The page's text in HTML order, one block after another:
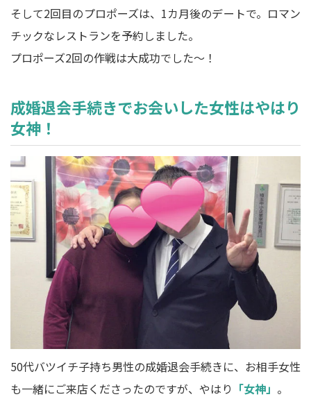
そして2回目のプロポーズは、1カ月後のデートで。ロマン
チックなレストランを予約しました。
プロポーズ2回の作戦は大成功でした～！
成婚退会手続きでお会いした女性はやはり
女神！
50代バツイチ子持ち男性の成婚退会手続きに、お相手女性
も一緒にご来店くださったのですが、やはり 「女神」 。